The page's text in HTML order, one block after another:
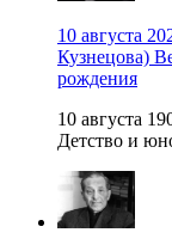
10 августа
Кузнецова)
рождения
10 августа
Детство и